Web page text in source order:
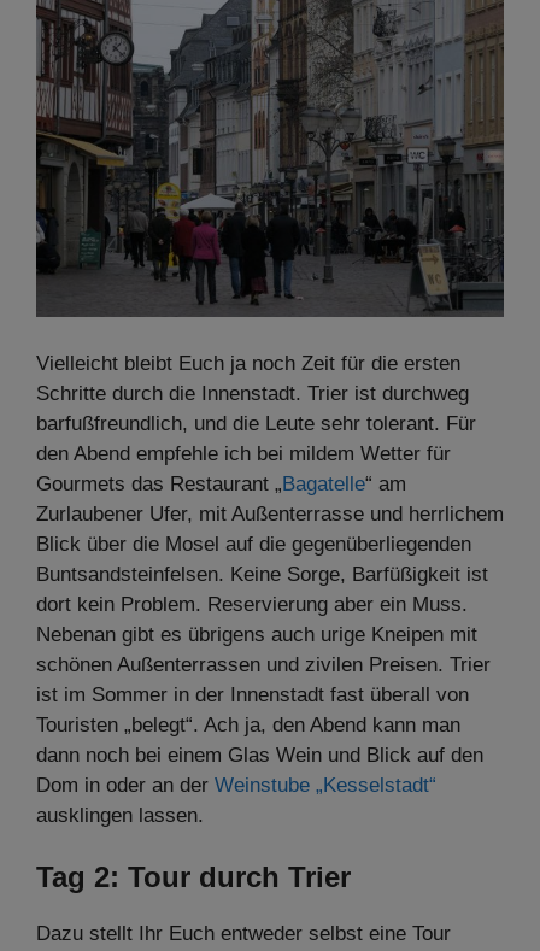
Vielleicht bleibt Euch ja noch Zeit für die ersten
Schritte durch die Innenstadt. Trier ist durchweg
barfußfreundlich, und die Leute sehr tolerant. Für
den Abend empfehle ich bei mildem Wetter für
Gourmets das Restaurant „Bagatelle“ am
Zurlaubener Ufer, mit Außenterrasse und herrlichem
Blick über die Mosel auf die gegenüberliegenden
Buntsandsteinfelsen. Keine Sorge, Barfüßigkeit ist
dort kein Problem. Reservierung aber ein Muss.
Nebenan gibt es übrigens auch urige Kneipen mit
schönen Außenterrassen und zivilen Preisen. Trier
ist im Sommer in der Innenstadt fast überall von
Touristen „belegt“. Ach ja, den Abend kann man
dann noch bei einem Glas Wein und Blick auf den
Dom in oder an der Weinstube „Kesselstadt“
ausklingen lassen.
Tag 2: Tour durch Trier
Dazu stellt Ihr Euch entweder selbst eine Tour